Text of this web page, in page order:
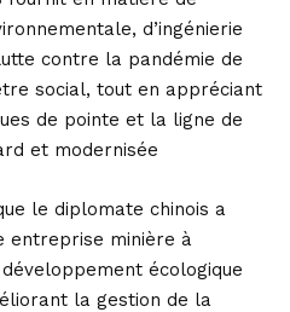
d’ingénierie
contre la pandémie de
social, tout en appréciant
de pointe et la ligne de
et modernisée
le diplomate chinois a
entreprise minière à
écologique
la gestion de la